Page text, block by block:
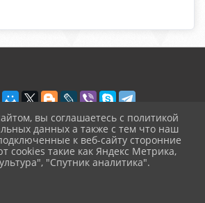
персональных данных
вы соглашаетесь с политикой
данных а также с тем что наш
к веб-сайту сторонние
cookies такие как Яндекс Метрика,
"Спутник аналитика".